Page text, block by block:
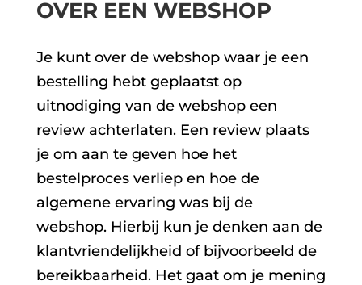
OVER EEN WEBSHOP
Je kunt over de webshop waar je een
bestelling hebt geplaatst op
uitnodiging van de webshop een
review achterlaten. Een review plaats
je om aan te geven hoe het
bestelproces verliep en hoe de
algemene ervaring was bij de
webshop. Hierbij kun je denken aan de
klantvriendelijkheid of bijvoorbeeld de
bereikbaarheid. Het gaat om je mening